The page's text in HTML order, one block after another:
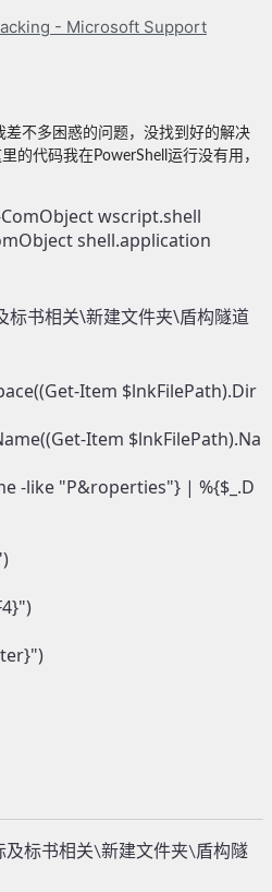
- Microsoft Support
不多困惑的问题，没找到好的解决
里的代码我在PowerShell运行没有用，
wscript.shell
shell.application
标书相关\新建文件夹\盾构隧道
Item $lnkFilePath).Dir
Item $lnkFilePath).Na
-like "P&roperties"} | %{$_.D
标书相关\新建文件夹\盾构隧